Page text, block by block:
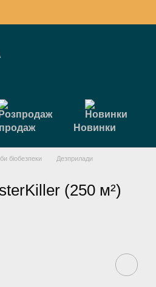
Новинки
біобезпеки
Дезприлади
(250 м²)